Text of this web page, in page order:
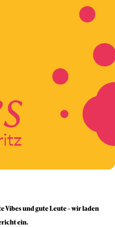
Vibes und gute Leute – wir laden
ein.